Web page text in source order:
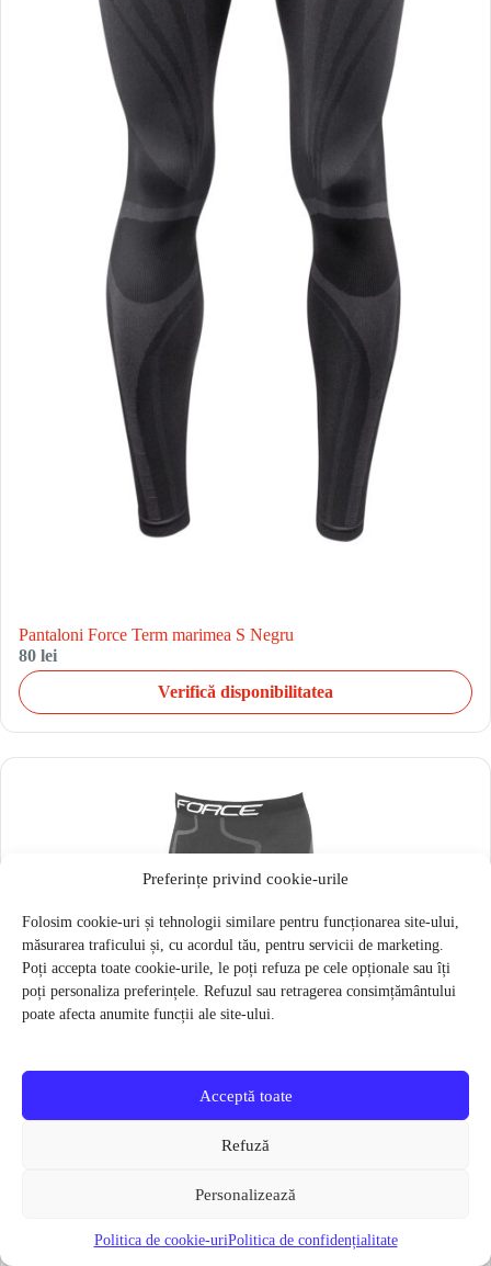
Preferințe privind cookie-urile
Folosim cookie-uri și tehnologii similare pentru funcționarea site-ului,
măsurarea traficului și, cu acordul tău, pentru servicii de marketing.
Poți accepta toate cookie-urile, le poți refuza pe cele opționale sau îți
poți personaliza preferințele. Refuzul sau retragerea consimțământului
poate afecta anumite funcții ale site-ului.
Acceptă toate
Refuză
Personalizează
Politica de cookie-uriPolitica de confidențialitate
Pantaloni Force Term marimea S Negru
80 lei
Verifică disponibilitatea
Pantaloni functionali Force Frost marime L-XL Negru